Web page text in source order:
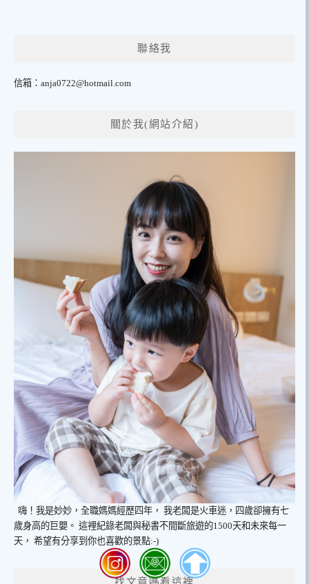
聯絡我
信箱： anja0722@hotmail.com
關於我(網站介紹)
嗨！我是妙妙，全職媽媽經歷四年， 我老闆是火車迷，四歲卻擁有七
歲身高的巨嬰。 這裡紀錄老闆與秘書不間斷旅遊的1500天和未來每一
天， 希望有分享到你也喜歡的景點:-)